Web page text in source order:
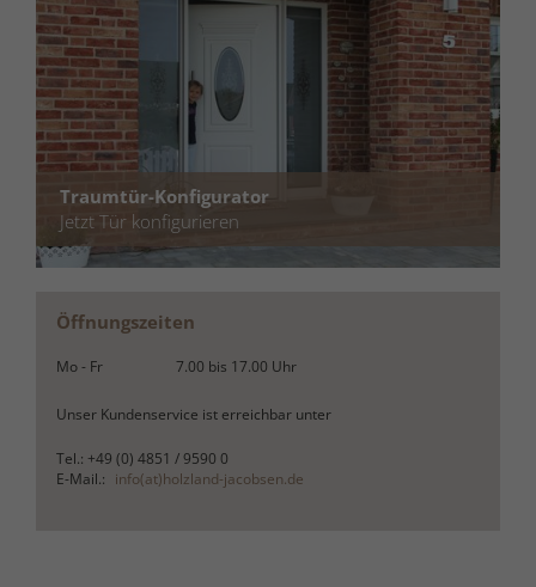
Traumtür-Konfigurator
Jetzt Tür konfigurieren
Öffnungszeiten
Mo - Fr 7.00 bis 17.00 Uhr
Unser Kundenservice ist erreichbar unter
Tel.: +49 (0) 4851 / 9590 0
E-Mail.: info(at)holzland-jacobsen.de